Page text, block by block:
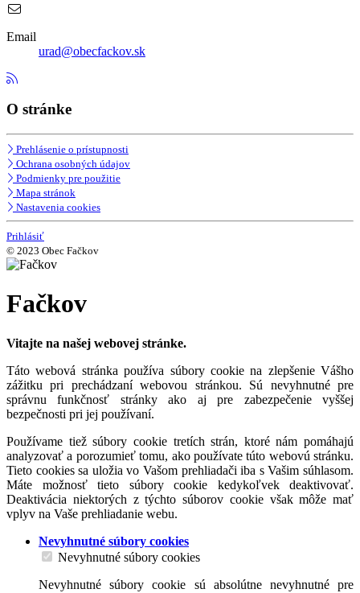
Email
urad@obecfackov.sk
O stránke
Prehlásenie o prístupnosti
Ochrana osobných údajov
Podmienky pre použitie
Mapa stránok
Nastavenia cookies
Prihlásiť
© 2023 Obec Fačkov
Fačkov
Vitajte na našej webovej stránke.
Táto webová stránka používa súbory cookie na zlepšenie Vášho
zážitku pri prechádzaní webovou stránkou. Sú nevyhnutné pre
správnu funkčnosť stránky ako aj pre zabezpečenie vyššej
bezpečnosti pri jej používaní.
Používame tiež súbory cookie tretích strán, ktoré nám pomáhajú
analyzovať a porozumieť tomu, ako používate túto webovú stránku.
Tieto cookies sa uložia vo Vašom prehliadači iba s Vašim súhlasom.
Máte možnosť tieto súbory cookie kedykoľvek deaktivovať.
Deaktivácia niektorých z týchto súborov cookie však môže mať
vplyv na Vaše prehliadanie webu.
Nevyhnutné súbory cookies
Nevyhnutné súbory cookies
Nevyhnutné súbory cookie sú absolútne nevyhnutné pre